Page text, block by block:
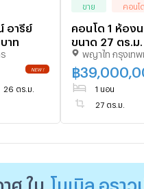
อารีย์
าท
26 ตร.ม.
ขาย คอนโด
คอนโด 1 ห้อง
ขนาด 27 ตร.ม.
Ari ใกล้ BTS อ
2578114)
พญาไท กรุงเทพ
฿
1 นอน
27 ตร.ม.
ศ ใน โนเบิล อราว